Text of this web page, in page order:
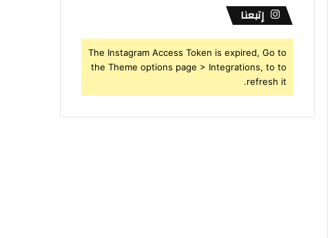
إتبعنا
The Instagram Access Token is expired, Go to
the Theme options page > Integrations, to to
refresh it.